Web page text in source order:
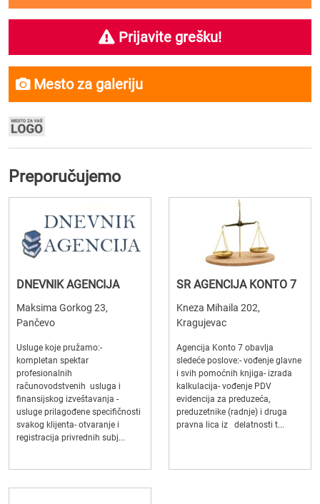
Prijavite grešku!
Mesto za galeriju
Preporučujemo
DNEVNIK AGENCIJA
Maksima Gorkog 23,
Pančevo
Usluge koje pružamo:-
kompletan spektar
profesionalnih
računovodstvenih usluga i
finansijskog izveštavanja -
usluge prilagođene specifičnosti
svakog klijenta- otvaranje i
registracija privrednih subj...
SR AGENCIJA KONTO 7
Kneza Mihaila 202,
Kragujevac
Agencija Konto 7 obavlja
sledeće poslove:- vođenje glavne
i svih pomoćnih knjiga- izrada
kalkulacija- vođenje PDV
evidencija za preduzeća,
preduzetnike (radnje) i druga
pravna lica iz delatnosti t...